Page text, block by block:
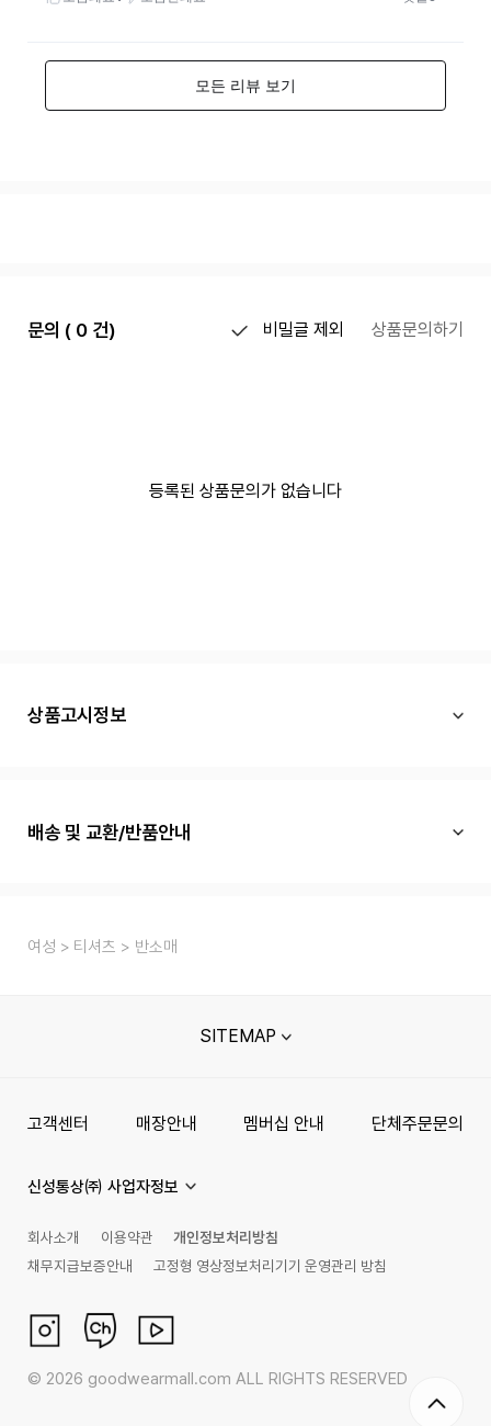
문의 ( 0 건) 비밀글 제외 상품문의하기
등록된 상품문의가 없습니다
상품고시정보
배송 및 교환/반품안내
여성 티셔츠 반소매
SITEMAP
고객센터 매장안내 멤버십 안내 단체주문문의
신성통상㈜ 사업자정보
회사소개 이용약관
개인정보처리방침
채무지급보증안내
고정형 영상정보처리기기 운영관리 방침
© 2026 goodwearmall.com ALL RIGHTS RESERVED